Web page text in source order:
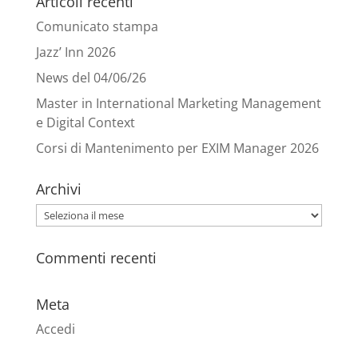
Comunicato stampa
Jazz’ Inn 2026
News del 04/06/26
Master in International Marketing Management
e Digital Context
Corsi di Mantenimento per EXIM Manager 2026
Archivi
Archivi
Commenti recenti
Meta
Accedi